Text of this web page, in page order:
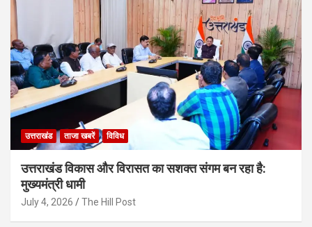
उत्तराखंड ताजा खबरें विविध
उत्तराखंड विकास और विरासत का सशक्त संगम बन रहा है:
मुख्यमंत्री धामी
July 4, 2026 The Hill Post